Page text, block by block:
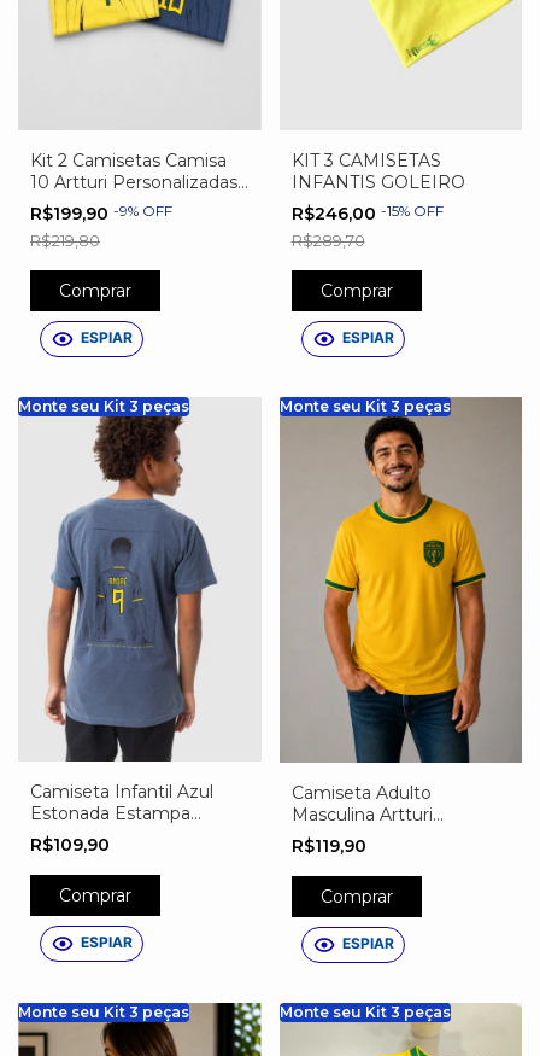
Kit 2 Camisetas Camisa
10 Artturi Personalizadas
– Azul e Amarela | Nome
e Número Exclusivos
R$199,90 -9% OFF
R$219,80
Comprar
ESPIAR
KIT 3 CAMISETAS
INFANTIS GOLEIRO
R$246,00 -15% OFF
R$289,70
Comprar
ESPIAR
Monte seu Kit 3 peças
Camiseta Infantil Azul
Estonada Estampa
Camisa 10
PERSONALIZADA
R$109,90
Comprar
ESPIAR
Monte seu Kit 3 peças
Camiseta Adulto
Masculina Artturi
Personalizada do Brasil –
Nome, Número e Escudo
Exclusivo
R$119,90
Comprar
ESPIAR
Monte seu Kit 3 peças Monte seu Kit 3 peças